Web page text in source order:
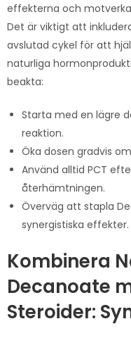
effekterna och
Det är viktigt att
avslutad cykel för att
naturliga
beakta:
Starta med en lägre
reaktion.
Öka dosen gradvis
Använd alltid PCT
återhämtningen.
Överväg att stapla
synergistiska effekter.
Kombinera
Decanoate
Steroider: